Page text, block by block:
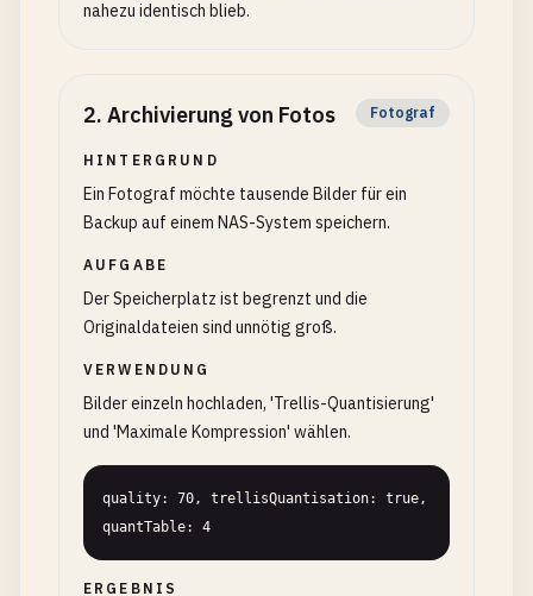
nahezu identisch blieb.
2. Archivierung von Fotos Fotograf
HINTERGRUND
Ein Fotograf möchte tausende Bilder für ein
Backup auf einem NAS-System speichern.
AUFGABE
Der Speicherplatz ist begrenzt und die
Originaldateien sind unnötig groß.
VERWENDUNG
Bilder einzeln hochladen, 'Trellis-Quantisierung'
und 'Maximale Kompression' wählen.
quality: 70, trellisQuantisation: true,
quantTable: 4
ERGEBNIS